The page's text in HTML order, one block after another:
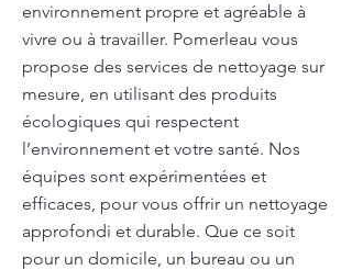
environnement propre et agréable à
vivre ou à travailler. Pomerleau vous
propose des services de nettoyage sur
mesure, en utilisant des produits
écologiques qui respectent
l’environnement et votre santé. Nos
équipes sont expérimentées et
efficaces, pour vous offrir un nettoyage
approfondi et durable. Que ce soit
pour un domicile, un bureau ou un